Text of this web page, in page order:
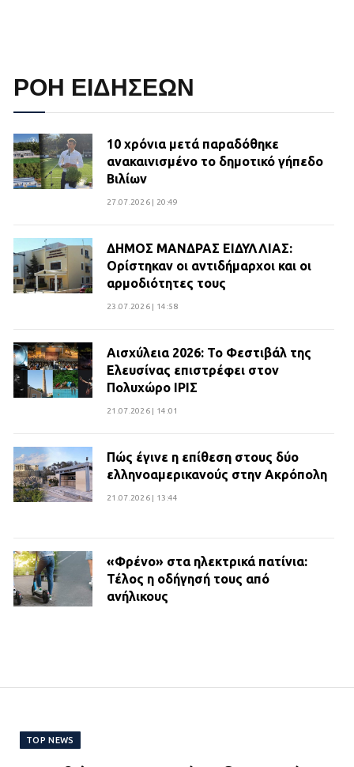
ΡΟΗ ΕΙΔΗΣΕΩΝ
10 χρόνια μετά παραδόθηκε
ανακαινισμένο το δημοτικό γήπεδο
Βιλίων
27.07.2026 | 20:49
ΔΗΜΟΣ ΜΑΝΔΡΑΣ ΕΙΔΥΛΛΙΑΣ:
Ορίστηκαν οι αντιδήμαρχοι και οι
αρμοδιότητες τους
23.07.2026 | 14:58
Αισχύλεια 2026: Το Φεστιβάλ της
Ελευσίνας επιστρέφει στον
Πολυχώρο ΙΡΙΣ
21.07.2026 | 14:01
Πώς έγινε η επίθεση στους δύο
ελληνοαμερικανούς στην Ακρόπολη
21.07.2026 | 13:44
«Φρένο» στα ηλεκτρικά πατίνια:
Τέλος η οδήγησή τους από
ανήλικους
TOP NEWS